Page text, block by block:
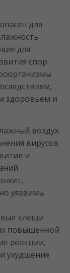
для
для
спор
здоровьем и
воздух
вирусов
и
уязвимы
клещи
повышенной
реакции,
ухудшение